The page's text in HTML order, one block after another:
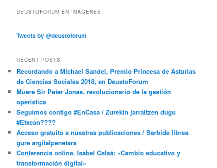
DEUSTOFORUM EN IMÁGENES
Tweets by @deustoforum
RECENT POSTS
Recordando a Michael Sandel, Premio Princesa de Asturias
de Ciencias Sociales 2018, en DeustoForum
Muere Sir Peter Jonas, revolucionario de la gestión
operística
Seguimos contigo #EnCasa / Zurekin jarraitzen dugu
#Etxean????
Acceso gratuito a nuestras publicaciones / Sarbide librea
gure argitalpenetara
Conferencia online. Isabel Celaá: «Cambio educativo y
transformación digital»